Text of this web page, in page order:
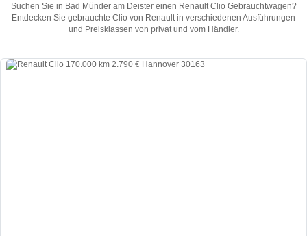
Suchen Sie in Bad Münder am Deister einen Renault Clio Gebrauchtwagen?
Entdecken Sie gebrauchte Clio von Renault in verschiedenen Ausführungen
und Preisklassen von privat und vom Händler.